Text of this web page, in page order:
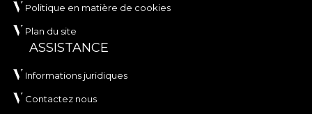
Politique en matière de cookies
Plan du site
ASSISTANCE
Informations juridiques
Contactez nous